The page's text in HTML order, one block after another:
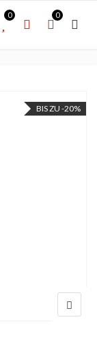
0 0
BIS ZU -20%